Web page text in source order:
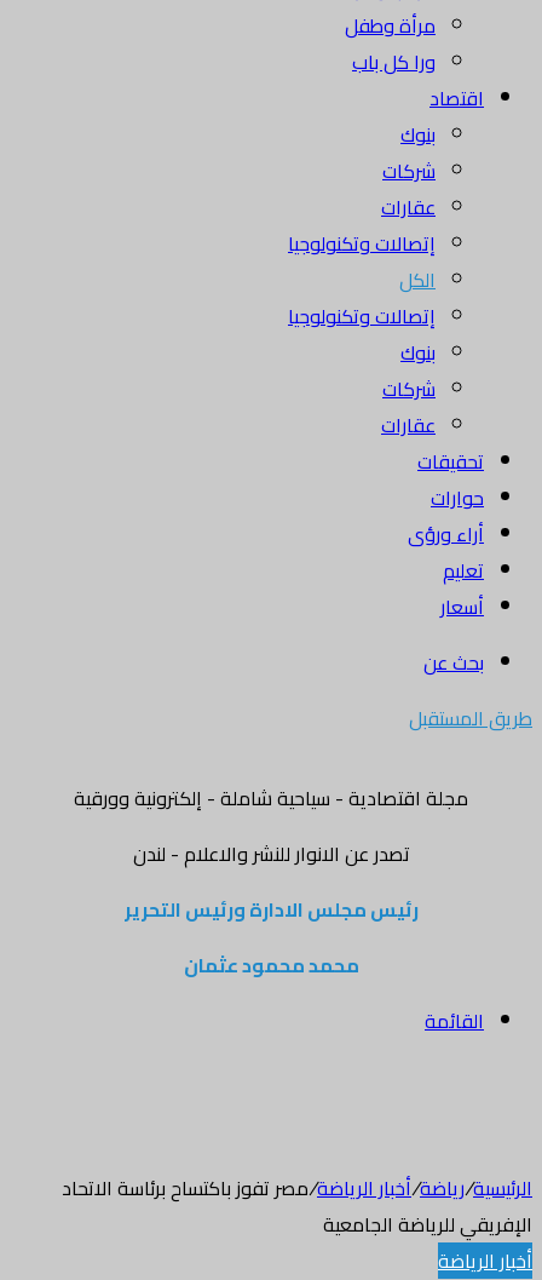
مرأة وطفل
ورا كل باب
اقتصاد
بنوك
شركات
عقارات
إتصالات وتكنولوجيا
الكل
إتصالات وتكنولوجيا
بنوك
شركات
عقارات
تحقيقات
حوارات
أراء ورؤى
تعليم
أسعار
بحث عن
طريق المستقبل
مجلة اقتصادية - سياحية شاملة - إلكترونية وورقية
تصدر عن الانوار للنشر والاعلام - لندن
رئيس مجلس الادارة ورئيس التحرير
محمد محمود عثمان
القائمة
الرئيسية/رياضة/أخبار الرياضة/مصر تفوز باكتساح برئاسة الاتحاد
الإفريقي للرياضة الجامعية
أخبار الرياضة